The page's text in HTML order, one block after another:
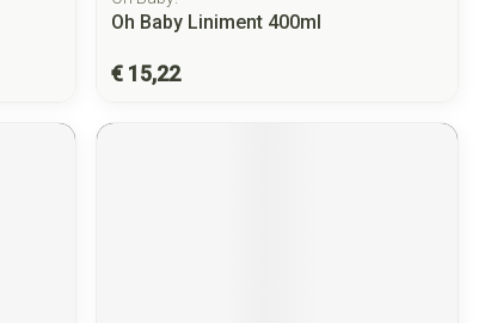
Oh Baby Liniment 400ml
€ 15,22